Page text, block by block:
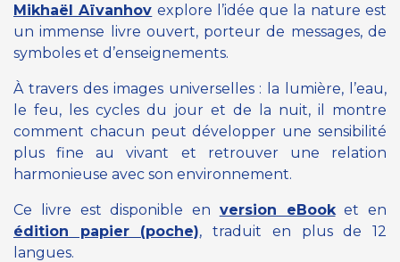
Mikhaël Aïvanhov explore l’idée que la nature est
un immense livre ouvert, porteur de messages, de
symboles et d’enseignements.
À travers des images universelles : la lumière, l’eau,
le feu, les cycles du jour et de la nuit, il montre
comment chacun peut développer une sensibilité
plus fine au vivant et retrouver une relation
harmonieuse avec son environnement.
Ce livre est disponible en version eBooket en
édition papier (poche), traduit en plus de 12
langues.